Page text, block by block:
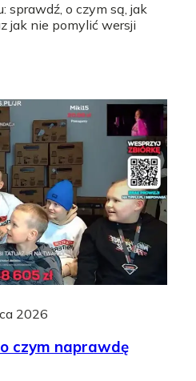
sprawdź, o czym są, jak
jak nie pomylić wersji
2026
czym naprawdę